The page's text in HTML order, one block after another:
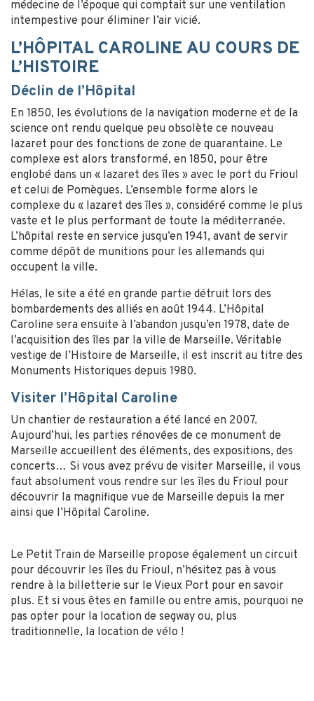
médecine de l’époque qui comptait sur une ventilation
intempestive pour éliminer l’air vicié.
L’HÔPITAL CAROLINE AU COURS DE
L’HISTOIRE
Déclin de l’Hôpital
En 1850, les évolutions de la navigation moderne et de la
science ont rendu quelque peu obsolète ce nouveau
lazaret pour des fonctions de zone de quarantaine. Le
complexe est alors transformé, en 1850, pour être
englobé dans un « lazaret des îles » avec le port du Frioul
et celui de Pomègues. L’ensemble forme alors le
complexe du « lazaret des îles », considéré comme le plus
vaste et le plus performant de toute la méditerranée.
L’hôpital reste en service jusqu’en 1941, avant de servir
comme dépôt de munitions pour les allemands qui
occupent la ville.
Hélas, le site a été en grande partie détruit lors des
bombardements des alliés en août 1944. L’Hôpital
Caroline sera ensuite à l’abandon jusqu’en 1978, date de
l’acquisition des îles par la ville de Marseille. Véritable
vestige de l’Histoire de Marseille, il est inscrit au titre des
Monuments Historiques depuis 1980.
Visiter l’Hôpital Caroline
Un chantier de restauration a été lancé en 2007.
Aujourd’hui, les parties rénovées de ce monument de
Marseille accueillent des éléments, des expositions, des
concerts… Si vous avez prévu de visiter Marseille, il vous
faut absolument vous rendre sur les îles du Frioul pour
découvrir la magnifique vue de Marseille depuis la mer
ainsi que l’Hôpital Caroline.
Le Petit Train de Marseille propose également un circuit
pour découvrir les îles du Frioul, n’hésitez pas à vous
rendre à la billetterie sur le Vieux Port pour en savoir
plus. Et si vous êtes en famille ou entre amis, pourquoi ne
pas opter pour la location de segway ou, plus
traditionnelle, la location de vélo !